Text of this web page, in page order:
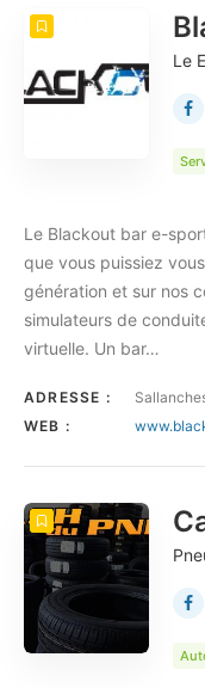
Le
Le Blackout bar e-
que vous puissiez
génération et sur nos
simulateurs de
virtuelle. Un bar…
ADRESSE :
WEB :